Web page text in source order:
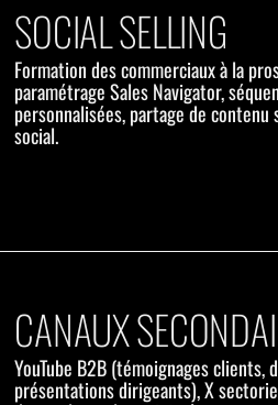
SOCIAL SELLING
Formation des commerciaux à la
paramétrage Sales Navigator,
personnalisées, partage de
social.
CANAUX
YouTube B2B (témoignages clients,
présentations dirigeants), X